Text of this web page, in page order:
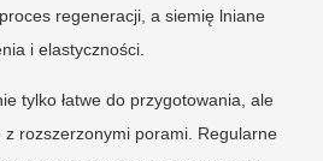
regeneracji, a siemię lniane
i elastyczności.
tylko łatwe do przygotowania, ale
rozszerzonymi porami. Regularne